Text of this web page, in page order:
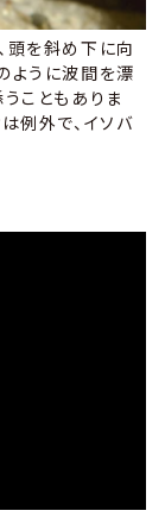
頭を斜め下に向
ように波間を漂
こともありま
例外で、イソバ